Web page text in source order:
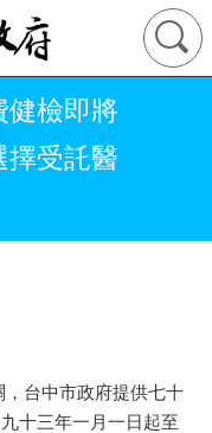
健檢即將
受託醫
台中市政府提供七十
十三年一月一日起至